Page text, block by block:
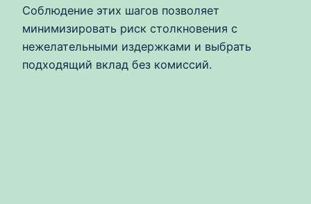
Соблюдение этих шагов позволяет
минимизировать риск столкновения с
нежелательными издержками и выбрать
подходящий вклад без комиссий.